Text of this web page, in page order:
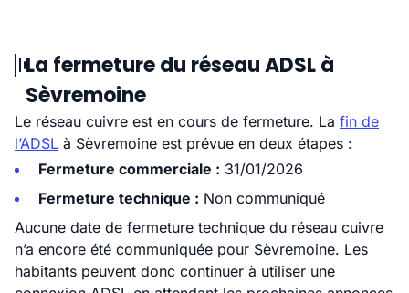
La fermeture du réseau ADSL à
Sèvremoine
Le réseau cuivre est en cours de fermeture. La fin de
l’ADSL à Sèvremoine est prévue en deux étapes :
Fermeture commerciale : 31/01/2026
Fermeture technique : Non communiqué
Aucune date de fermeture technique du réseau cuivre
n’a encore été communiquée pour Sèvremoine. Les
habitants peuvent donc continuer à utiliser une